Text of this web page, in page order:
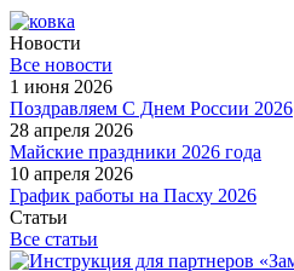
Новости
Все новости
1 июня 2026
Поздравляем С Днем России 2026
28 апреля 2026
Майские праздники 2026 года
10 апреля 2026
График работы на Пасху 2026
Статьи
Все статьи